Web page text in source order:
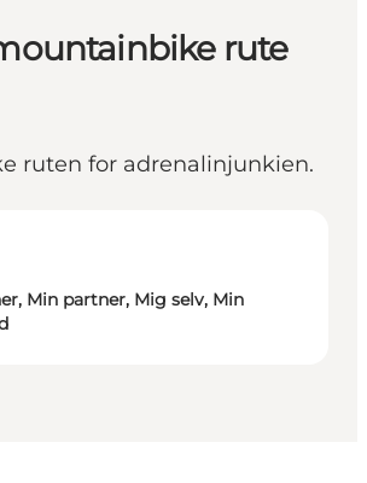
rute
ruten for adrenalinjunkien.
Min partner, Mig selv, Min